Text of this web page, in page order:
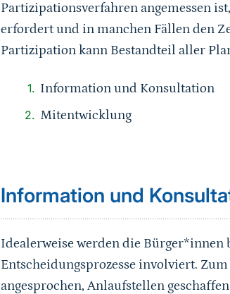
Partizipationsverfahren angemessen
erfordert und in manchen Fällen den
Partizipation kann Bestandteil aller
Information und Konsultation
Mitentwicklung
Information und
Idealerweise werden die
Entscheidungsprozesse involviert.
angesprochen, Anlaufstellen